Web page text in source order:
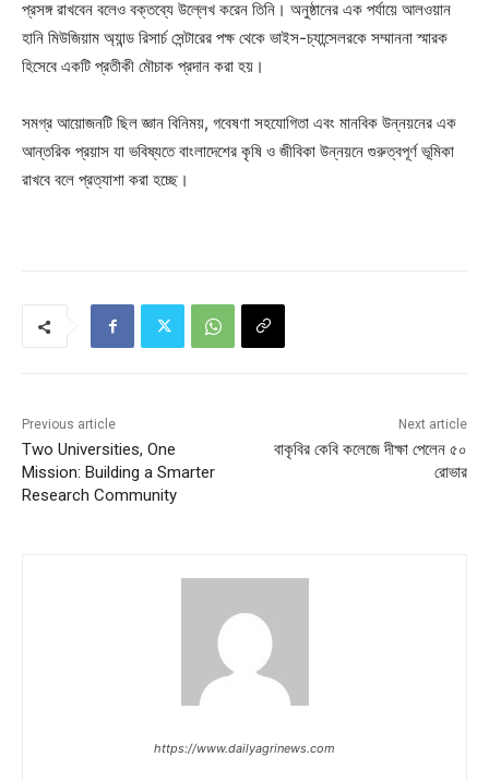
প্রসঙ্গ রাখবেন বলেও বক্তব্যে উল্লেখ করেন তিনি। অনুষ্ঠানের এক পর্যায়ে আলওয়ান
হানি মিউজিয়াম অ্যান্ড রিসার্চ সেন্টারের পক্ষ থেকে ভাইস-চ্যান্সেলরকে সম্মাননা স্মারক
হিসেবে একটি প্রতীকী মৌচাক প্রদান করা হয়।
সমগ্র আয়োজনটি ছিল জ্ঞান বিনিময়, গবেষণা সহযোগিতা এবং মানবিক উন্নয়নের এক
আন্তরিক প্রয়াস যা ভবিষ্যতে বাংলাদেশের কৃষি ও জীবিকা উন্নয়নে গুরুত্বপূর্ণ ভূমিকা
রাখবে বলে প্রত্যাশা করা হচ্ছে।
Previous article
Two Universities, One
Mission: Building a Smarter
Research Community
Next article
বাকৃবির কেবি কলেজে দীক্ষা পেলেন ৫০
রোভার
https://www.dailyagrinews.com